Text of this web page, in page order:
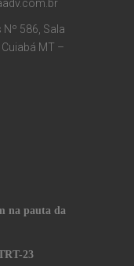
586, Sala
MT –
na pauta da
23